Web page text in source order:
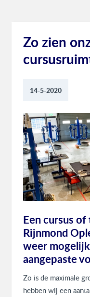
Zo zien
14-5-2020
Een cursus
Rijnmond
weer
aangepaste
Zo is de maximale
hebben wij een